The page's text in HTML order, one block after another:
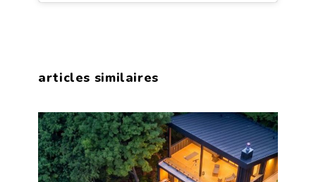
articles similaires